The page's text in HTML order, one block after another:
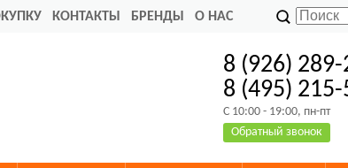
КОНТАКТЫ БРЕНДЫ О НАС
8 (926)
8 (495)
C 10:00 - 19:00, пн-пт
Обратный звонок